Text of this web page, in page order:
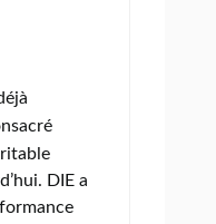
DIE a